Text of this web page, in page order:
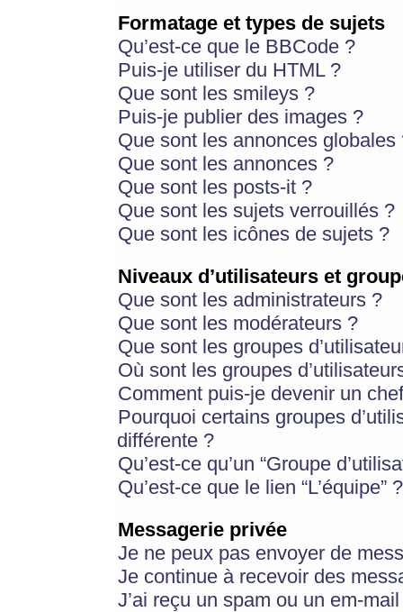
Formatage et types de sujets
Qu’est-ce que le BBCode ?
Puis-je utiliser du HTML ?
Que sont les smileys ?
Puis-je publier des images ?
Que sont les annonces globales
Que sont les annonces ?
Que sont les posts-it ?
Que sont les sujets verrouillés ?
Que sont les icônes de sujets ?
Niveaux d’utilisateurs et
Que sont les administrateurs ?
Que sont les modérateurs ?
Que sont les groupes
Où sont les groupes
Comment puis-je devenir un
Pourquoi certains groupes
différente ?
Qu’est-ce qu’un “Groupe
Qu’est-ce que le lien “L’équipe” ?
Messagerie privée
Je ne peux pas envoyer de
Je continue à recevoir des
J’ai reçu un spam ou un em-